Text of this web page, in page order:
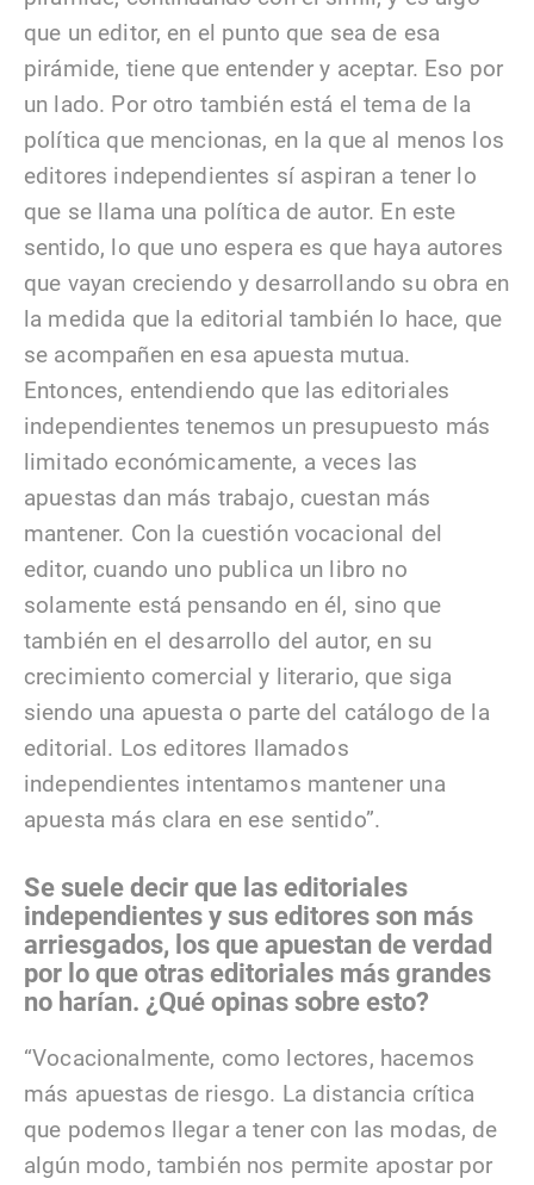
que un editor, en el punto que sea de esa
pirámide, tiene que entender y aceptar. Eso por
un lado. Por otro también está el tema de la
política que mencionas, en la que al menos los
editores independientes sí aspiran a tener lo
que se llama una política de autor. En este
sentido, lo que uno espera es que haya autores
que vayan creciendo y desarrollando su obra en
la medida que la editorial también lo hace, que
se acompañen en esa apuesta mutua.
Entonces, entendiendo que las editoriales
independientes tenemos un presupuesto más
limitado económicamente, a veces las
apuestas dan más trabajo, cuestan más
mantener. Con la cuestión vocacional del
editor, cuando uno publica un libro no
solamente está pensando en él, sino que
también en el desarrollo del autor, en su
crecimiento comercial y literario, que siga
siendo una apuesta o parte del catálogo de la
editorial. Los editores llamados
independientes intentamos mantener una
apuesta más clara en ese sentido”.
Se suele decir que las editoriales
independientes y sus editores son más
arriesgados, los que apuestan de verdad
por lo que otras editoriales más grandes
no harían. ¿Qué opinas sobre esto?
“Vocacionalmente, como lectores, hacemos
más apuestas de riesgo. La distancia crítica
que podemos llegar a tener con las modas, de
algún modo, también nos permite apostar por